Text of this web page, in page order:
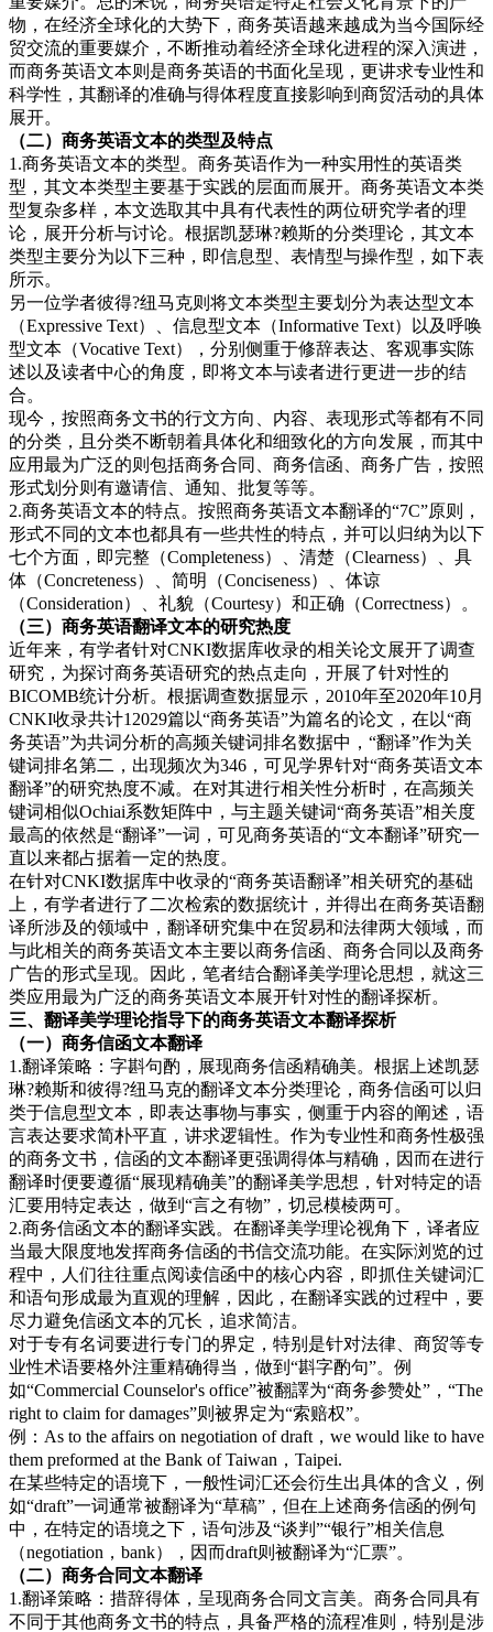
物，在经济全球化的大势下，商务英语越来越成为当今国际经
贸交流的重要媒介，不断推动着经济全球化进程的深入演进，
而商务英语文本则是商务英语的书面化呈现，更讲求专业性和
科学性，其翻译的准确与得体程度直接影响到商贸活动的具体
展开。
（二）商务英语文本的类型及特点
1.商务英语文本的类型。商务英语作为一种实用性的英语类
型，其文本类型主要基于实践的层面而展开。商务英语文本类
型复杂多样，本文选取其中具有代表性的两位研究学者的理
论，展开分析与讨论。根据凯瑟琳?赖斯的分类理论，其文本
类型主要分为以下三种，即信息型、表情型与操作型，如下表
所示。
另一位学者彼得?纽马克则将文本类型主要划分为表达型文本
（Expressive Text）、信息型文本（Informative Text）以及呼唤
型文本（Vocative Text），分别侧重于修辞表达、客观事实陈
述以及读者中心的角度，即将文本与读者进行更进一步的结
合。
现今，按照商务文书的行文方向、内容、表现形式等都有不同
的分类，且分类不断朝着具体化和细致化的方向发展，而其中
应用最为广泛的则包括商务合同、商务信函、商务广告，按照
形式划分则有邀请信、通知、批复等等。
2.商务英语文本的特点。按照商务英语文本翻译的“7C”原则，
形式不同的文本也都具有一些共性的特点，并可以归纳为以下
七个方面，即完整（Completeness）、清楚（Clearness）、具
体（Concreteness）、简明（Conciseness）、体谅
（Consideration）、礼貌（Courtesy）和正确（Correctness）。
（三）商务英语翻译文本的研究热度
近年来，有学者针对CNKI数据库收录的相关论文展开了调查
研究，为探讨商务英语研究的热点走向，开展了针对性的
BICOMB统计分析。根据调查数据显示，2010年至2020年10月
CNKI收录共计12029篇以“商务英语”为篇名的论文，在以“商
务英语”为共词分析的高频关键词排名数据中，“翻译”作为关
键词排名第二，出现频次为346，可见学界针对“商务英语文本
翻译”的研究热度不减。在对其进行相关性分析时，在高频关
键词相似Ochiai系数矩阵中，与主题关键词“商务英语”相关度
最高的依然是“翻译”一词，可见商务英语的“文本翻译”研究一
直以来都占据着一定的热度。
在针对CNKI数据库中收录的“商务英语翻译”相关研究的基础
上，有学者进行了二次检索的数据统计，并得出在商务英语翻
译所涉及的领域中，翻译研究集中在贸易和法律两大领域，而
与此相关的商务英语文本主要以商务信函、商务合同以及商务
广告的形式呈现。因此，笔者结合翻译美学理论思想，就这三
类应用最为广泛的商务英语文本展开针对性的翻译探析。
三、翻译美学理论指导下的商务英语文本翻译探析
（一）商务信函文本翻译
1.翻译策略：字斟句酌，展现商务信函精确美。根据上述凯瑟
琳?赖斯和彼得?纽马克的翻译文本分类理论，商务信函可以归
类于信息型文本，即表达事物与事实，侧重于内容的阐述，语
言表达要求简朴平直，讲求逻辑性。作为专业性和商务性极强
的商务文书，信函的文本翻译更强调得体与精确，因而在进行
翻译时便要遵循“展现精确美”的翻译美学思想，针对特定的语
汇要用特定表达，做到“言之有物”，切忌模棱两可。
2.商务信函文本的翻译实践。在翻译美学理论视角下，译者应
当最大限度地发挥商务信函的书信交流功能。在实际浏览的过
程中，人们往往重点阅读信函中的核心内容，即抓住关键词汇
和语句形成最为直观的理解，因此，在翻译实践的过程中，要
尽力避免信函文本的冗长，追求简洁。
对于专有名词要进行专门的界定，特别是针对法律、商贸等专
业性术语要格外注重精确得当，做到“斟字酌句”。例
如“Commercial Counselor's office”被翻譯为“商务参赞处”，“The
right to claim for damages”则被界定为“索赔权”。
例：As to the affairs on negotiation of draft，we would like to have
them preformed at the Bank of Taiwan，Taipei.
在某些特定的语境下，一般性词汇还会衍生出具体的含义，例
如“draft”一词通常被翻译为“草稿”，但在上述商务信函的例句
中，在特定的语境之下，语句涉及“谈判”“银行”相关信息
（negotiation，bank），因而draft则被翻译为“汇票”。
（二）商务合同文本翻译
1.翻译策略：措辞得体，呈现商务合同文言美。商务合同具有
不同于其他商务文书的特点，具备严格的流程准则，特别是涉